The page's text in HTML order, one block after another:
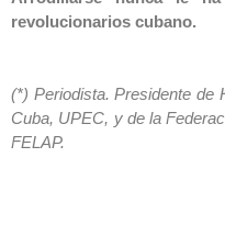
revolucionarios cubano.
(*) Periodista. Presidente de
Cuba, UPEC, y de la
FELAP.